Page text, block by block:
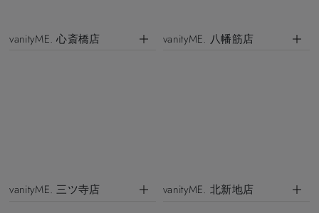
vanityME. 心斎橋店 vanityME. 八幡筋店
vanityME. 三ツ寺店 vanityME. 北新地店